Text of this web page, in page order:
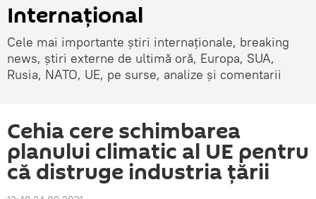
Internaţional
Cele mai importante știri internaționale, breaking
news, știri externe de ultimă oră, Europa, SUA,
Rusia, NATO, UE, pe surse, analize și comentarii
Cehia cere schimbarea
planului climatic al UE pentru
că distruge industria țării